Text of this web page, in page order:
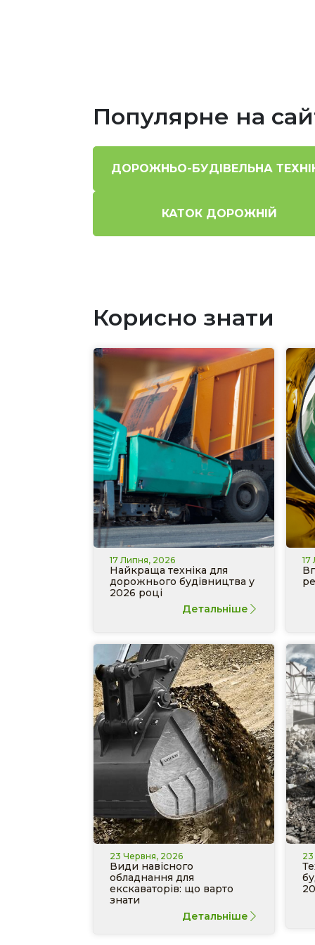
Популярне на
ДОРОЖНЬО-БУДІВЕЛЬНА
КАТОК ДОРОЖНІЙ
Корисно знати
17 Липня, 2026
Найкраща техніка для
дорожнього будівництва у
2026 році
Детальніше
17
23 Червня, 2026
Види навісного
обладнання для
екскаваторів: що варто
знати
Детальніше